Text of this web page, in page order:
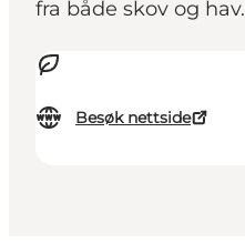
fra både skov og hav.
Besøk nettside